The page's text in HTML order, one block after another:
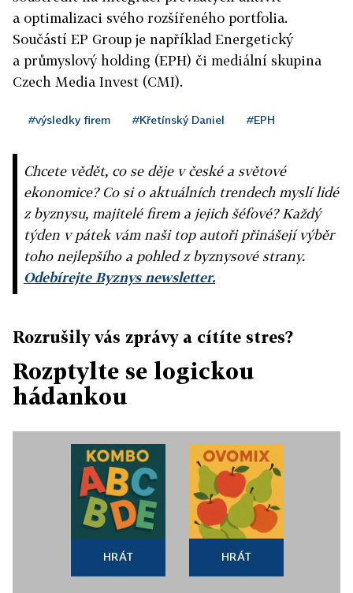
a optimalizaci svého rozšířeného portfolia.
Součástí EP Group je například Energetický
a průmyslový holding (EPH) či mediální skupina
Czech Media Invest (CMI).
#výsledky firem #Křetínský Daniel #EPH
Chcete vědět, co se děje v české a světové
ekonomice? Co si o aktuálních trendech myslí lidé
z byznysu, majitelé firem a jejich šéfové? Každý
týden v pátek vám naši top autoři přinášejí výběr
toho nejlepšího a pohled z byznysové strany.
Odebírejte Byznys newsletter.
Rozrušily vás zprávy a cítíte stres?
Rozptylte se logickou
hádankou
HRÁT HRÁT